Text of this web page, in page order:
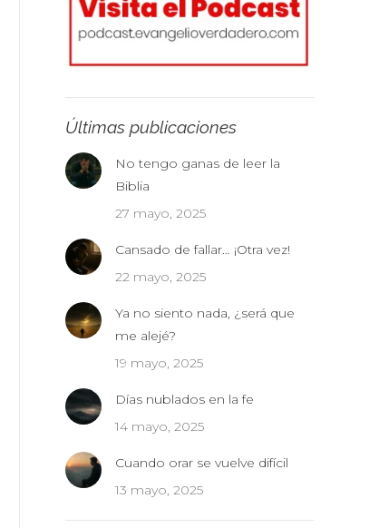
Últimas publicaciones
No tengo ganas de leer la
Biblia
27 mayo, 2025
Cansado de fallar… ¡Otra vez!
22 mayo, 2025
Ya no siento nada, ¿será que
me alejé?
19 mayo, 2025
Días nublados en la fe
14 mayo, 2025
Cuando orar se vuelve difícil
13 mayo, 2025